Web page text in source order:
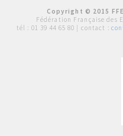
Copyright © 2015
Fédération Française des
tél : 01 39 44 65 80 | contact :